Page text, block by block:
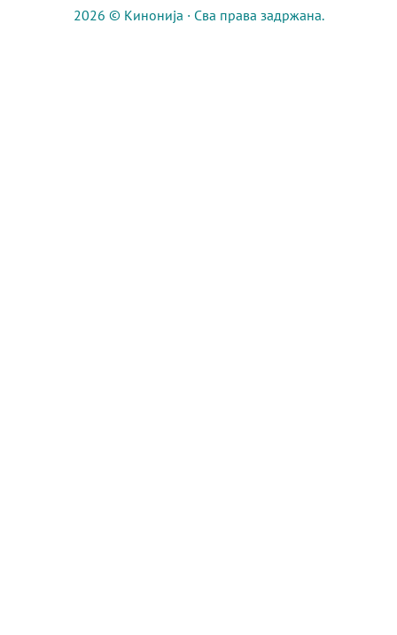
2026 © Кинонија · Сва права задржана.